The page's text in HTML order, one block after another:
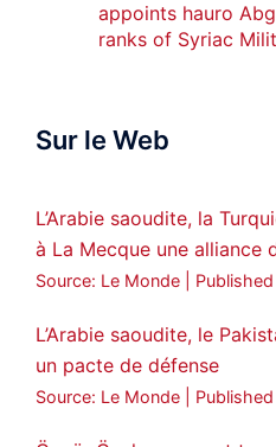
appoints hauro
ranks of Syriac
ܒܘܠܝܬܐ ܚܘܪܐ ܐܒܓܪ
Amitiés
MedyaNews
statement on
#AbdullahÖcalan
Sur le Web
L’Arabie saoudite, la
à La Mecque une alliance
Source: Le Monde
L’Arabie saoudite, le
un pacte de défense
Source: Le Monde